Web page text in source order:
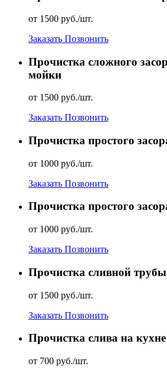
от 1500 руб./шт.
Заказать Позвонить
Прочистка сложного
мойки
от 1500 руб./шт.
Заказать Позвонить
Прочистка простого
от 1000 руб./шт.
Заказать Позвонить
Прочистка простого
от 1000 руб./шт.
Заказать Позвонить
Прочистка сливной
от 1500 руб./шт.
Заказать Позвонить
Прочистка слива на кухне
от 700 руб./шт.